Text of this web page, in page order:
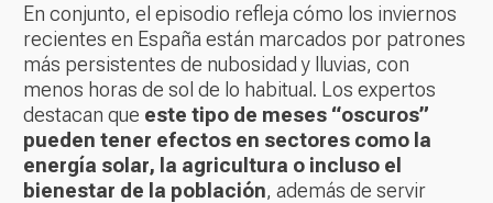
En conjunto, el episodio refleja cómo los inviernos
recientes en España están marcados por patrones
más persistentes de nubosidad y lluvias, con
menos horas de sol de lo habitual. Los expertos
destacan que este tipo de meses “oscuros”
pueden tener efectos en sectores como la
energía solar, la agricultura o incluso el
bienestar de la población, además de servir